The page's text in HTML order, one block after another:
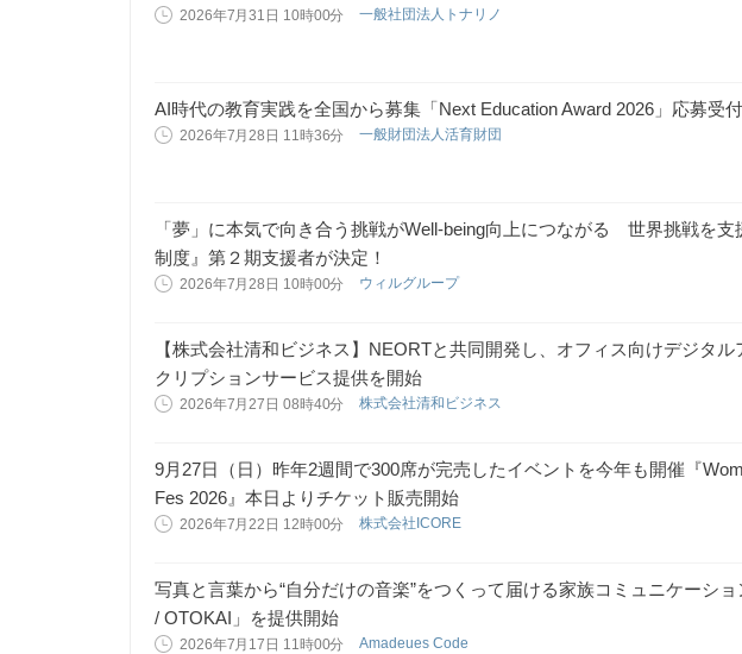
2026年7月31日 10時00分 一般社団法人トナリノ
AI時代の教育実践を全国から募集「Next Education Award 2026」応募受
2026年7月28日 11時36分 一般財団法人活育財団
「夢」に本気で向き合う挑戦がWell-being向上につながる 世界挑戦を支
制度』第２期支援者が決定！
2026年7月28日 10時00分 ウィルグループ
【株式会社清和ビジネス】NEORTと共同開発し、オフィス向けデジタル
クリプションサービス提供を開始
2026年7月27日 08時40分 株式会社清和ビジネス
9月27日（日）昨年2週間で300席が完売したイベントを今年も開催『
Fes 2026』本日よりチケット販売開始
2026年7月22日 12時00分 株式会社ICORE
写真と言葉から“自分だけの音楽”をつくって届ける家族コミュニケーシ
/ OTOKAI」を提供開始
2026年7月17日 11時00分 Amadeues Code